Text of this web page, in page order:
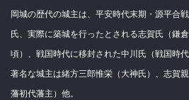
岡城の歴代の城主は、平安時代末期・源平合
氏、実際に築城を行ったとされる志賀氏（鎌
頃）、戦国時代に移封された中川氏（戦国時代
著名な城主は緒方三郎惟栄（大神氏）、志賀
藩初代藩主）他。